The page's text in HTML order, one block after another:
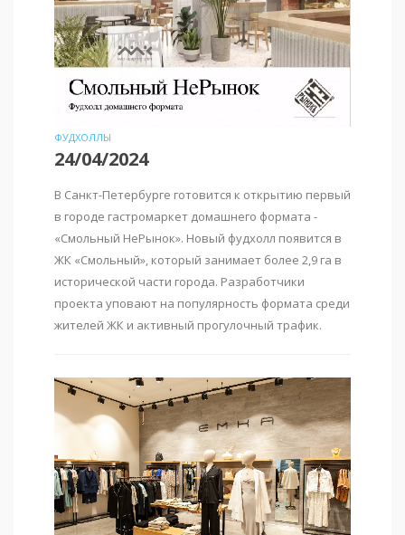
ФУДХОЛЛЫ
24/04/2024
В Санкт-Петербурге готовится к открытию первый
в городе гастромаркет домашнего формата -
«Смольный НеРынок». Новый фудхолл появится в
ЖК «Смольный», который занимает более 2,9 га в
исторической части города. Разработчики
проекта уповают на популярность формата среди
жителей ЖК и активный прогулочный трафик.